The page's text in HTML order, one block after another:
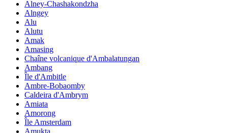
Alney-Chashakondzha
Alngey
Alu
Alutu
Amak
Amasing
Chaîne volcanique d'Ambalatungan
Ambang
Île d'Ambitle
Ambre-Bobaomby
Caldeira d'Ambrym
Amiata
Amorong
Île Amsterdam
Amukta